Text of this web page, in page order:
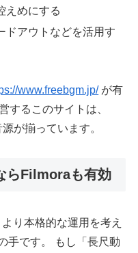
えめにする
ドアウトなどを活用す
www.freebgm.jp/が有
するこのサイトは、
が揃っています。
らFilmoraも有効
り本格的な運用を考え
手です。 もし「長尺動